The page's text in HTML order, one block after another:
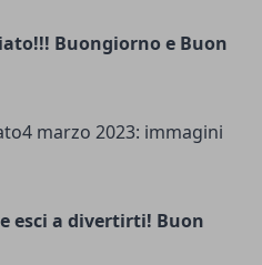
Buongiorno e Buon
esci a divertirti! Buon